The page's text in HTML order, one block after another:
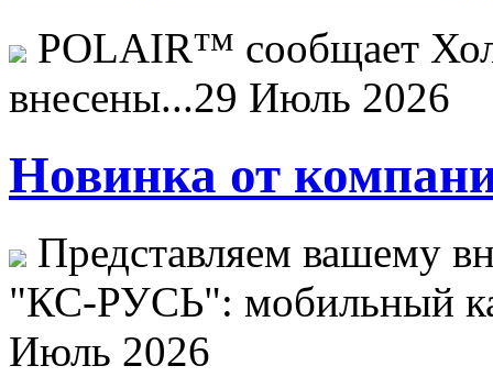
POLAIR™ сообщает
внесены...29 Июль 2026
Новинка от
Представляем вашему
"КС-РУСЬ": мобильный
Июль 2026